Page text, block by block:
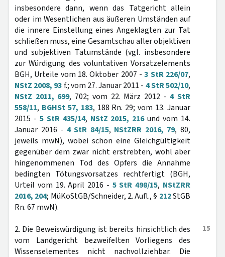
insbesondere dann, wenn das Tatgericht allein
oder im Wesentlichen aus äußeren Umständen auf
die innere Einstellung eines Angeklagten zur Tat
schließen muss, eine Gesamtschau aller objektiven
und subjektiven Tatumstände (vgl. insbesondere
zur Würdigung des voluntativen Vorsatzelements
BGH, Urteile vom 18. Oktober 2007 -3 StR 226/07,
NStZ 2008, 93f.; vom 27. Januar 2011 - 4 StR 502/10,
NStZ 2011, 699, 702; vom 22. März 2012 -4 StR
558/11, BGHSt 57, 183, 188 Rn. 29; vom 13. Januar
2015 - 5 StR 435/14, NStZ 2015, 216und vom 14.
Januar 2016 - 4 StR 84/15, NStZRR 2016, 79, 80,
jeweils mwN), wobei schon eine Gleichgültigkeit
gegenüber dem zwar nicht erstrebten, wohl aber
hingenommenen Tod des Opfers die Annahme
bedingten Tötungsvorsatzes rechtfertigt (BGH,
Urteil vom 19. April 2016 - 5 StR 498/15, NStZRR
2016, 204; MüKoStGB/Schneider, 2. Aufl., § 212StGB
Rn. 67 mwN).
15
2. Die Beweiswürdigung ist bereits hinsichtlich des
vom Landgericht bezweifelten Vorliegens des
Wissenselementes nicht nachvollziehbar. Die